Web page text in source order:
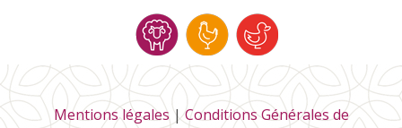
Mentions légales|Conditions Générales de